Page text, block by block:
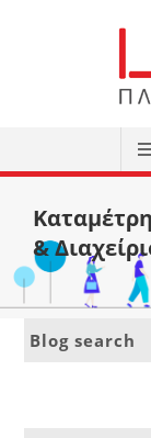
&
Blog search